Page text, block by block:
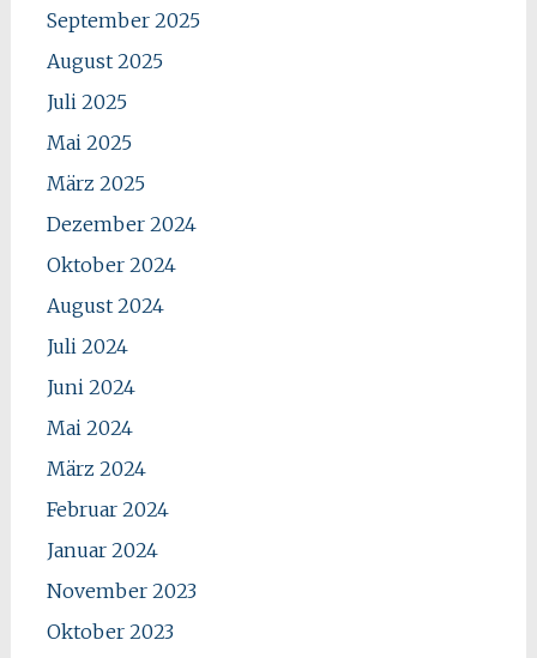
September 2025
August 2025
Juli 2025
Mai 2025
März 2025
Dezember 2024
Oktober 2024
August 2024
Juli 2024
Juni 2024
Mai 2024
März 2024
Februar 2024
Januar 2024
November 2023
Oktober 2023